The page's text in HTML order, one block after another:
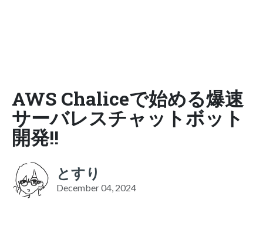
AWS Chaliceで始める爆速
サーバレスチャットボット
開発!!
とすり
December 04, 2024